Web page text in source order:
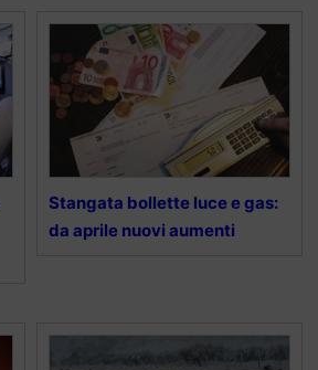
Stangata bollette luce e gas:
da aprile nuovi aumenti